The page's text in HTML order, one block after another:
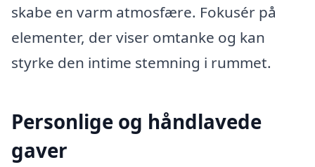
skabe en varm atmosfære. Fokusér på
elementer, der viser omtanke og kan
styrke den intime stemning i rummet.
Personlige og håndlavede
gaver